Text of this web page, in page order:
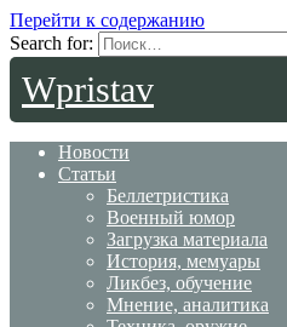
Перейти к содержанию
Search for:
Wpristav
Новости
Статьи
Беллетристика
Военный юмор
Загрузка материала
История, мемуары
Ликбез, обучение
Мнение, аналитика